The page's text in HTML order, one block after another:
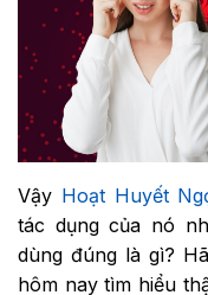
Vậy Hoạt Huyết
tác dụng của nó
dùng đúng là gì?
hôm nay tìm hiểu